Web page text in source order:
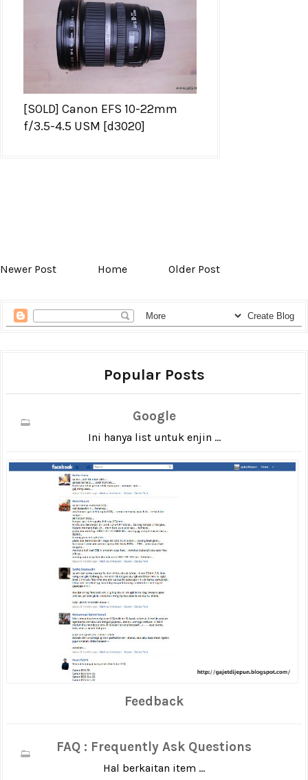
[SOLD] Canon EFS 10-22mm
f/3.5-4.5 USM [d3020]
Newer Post Home Older Post
Popular Posts
Google
Ini hanya list untuk enjin ...
Feedback
FAQ : Frequently Ask Questions
Hal berkaitan item ...